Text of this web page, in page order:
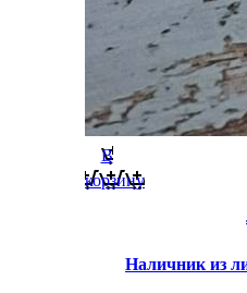
В
корзину
Наличник из